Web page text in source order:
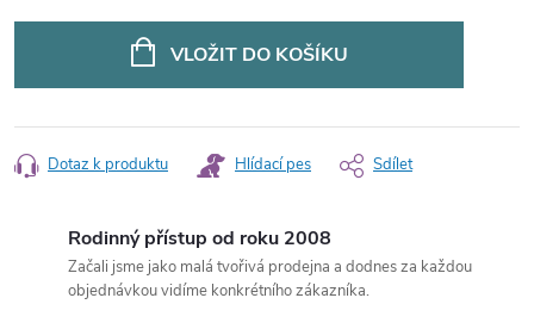
VLOŽIT DO KOŠÍKU
Dotaz k produktu Hlídací pes Sdílet
Rodinný přístup od roku 2008
Začali jsme jako malá tvořivá prodejna a dodnes za každou
objednávkou vidíme konkrétního zákazníka.